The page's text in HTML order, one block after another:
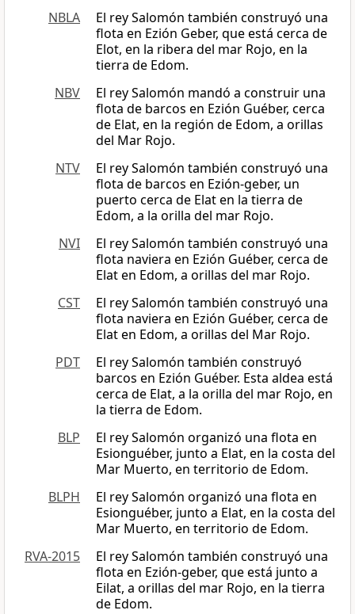
NBLA
El rey Salomón también construyó una
flota en Ezión Geber, que está cerca de
Elot, en la ribera del mar Rojo, en la
tierra de Edom.
NBV
El rey Salomón mandó a construir una
flota de barcos en Ezión Guéber, cerca
de Elat, en la región de Edom, a orillas
del Mar Rojo.
NTV
El rey Salomón también construyó una
flota de barcos en Ezión-geber, un
puerto cerca de Elat en la tierra de
Edom, a la orilla del mar Rojo.
NVI
El rey Salomón también construyó una
flota naviera en Ezión Guéber, cerca de
Elat en Edom, a orillas del mar Rojo.
CST
El rey Salomón también construyó una
flota naviera en Ezión Guéber, cerca de
Elat en Edom, a orillas del Mar Rojo.
PDT
El rey Salomón también construyó
barcos en Ezión Guéber. Esta aldea está
cerca de Elat, a la orilla del mar Rojo, en
la tierra de Edom.
BLP
El rey Salomón organizó una flota en
Esionguéber, junto a Elat, en la costa del
Mar Muerto, en territorio de Edom.
BLPH
El rey Salomón organizó una flota en
Esionguéber, junto a Elat, en la costa del
Mar Muerto, en territorio de Edom.
RVA-2015
El rey Salomón también construyó una
flota en Ezión-geber, que está junto a
Eilat, a orillas del mar Rojo, en la tierra
de Edom.